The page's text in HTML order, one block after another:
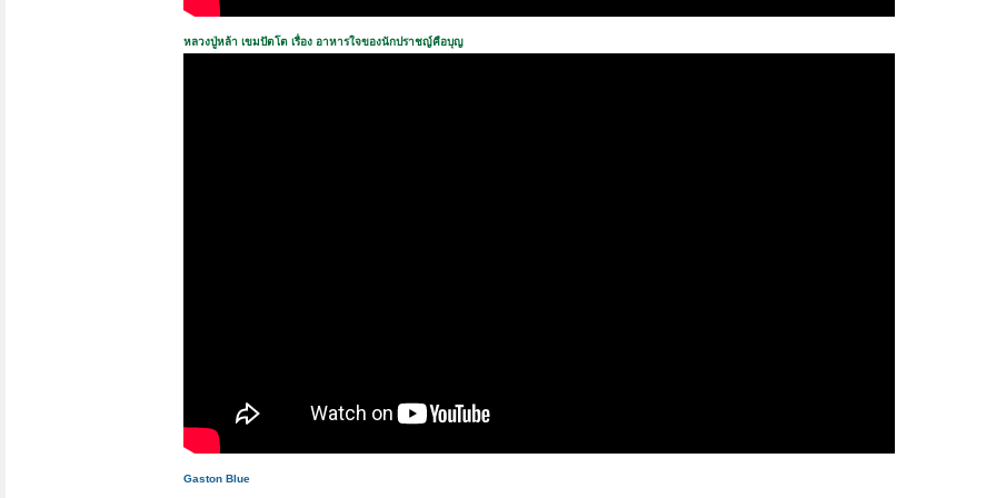
หลวงปู่หล้า เขมปัตโต เรื่อง อาหารใจของนักปราชญ์คือบุญ
Gaston Blue